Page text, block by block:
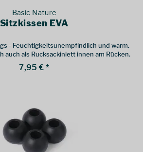
Basic Nature
Sitzkissen EVA
- Feuchtigkeitsunempfindlich und warm.
auch als Rucksackinlett innen am Rücken.
7,95 € *